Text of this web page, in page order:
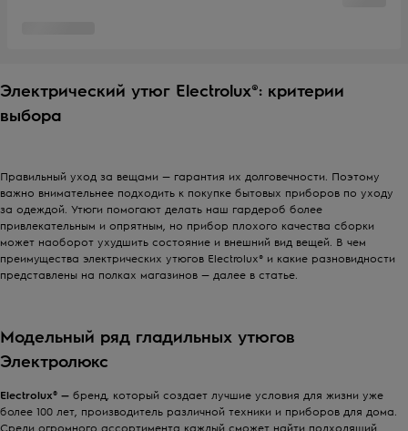
Электрический утюг Electrolux®: критерии
выбора
Правильный уход за вещами — гарантия их долговечности. Поэтому
важно внимательнее подходить к покупке бытовых приборов по уходу
за одеждой. Утюги помогают делать наш гардероб более
привлекательным и опрятным, но прибор плохого качества сборки
может наоборот ухудшить состояние и внешний вид вещей. В чем
преимущества электрических утюгов Electrolux® и какие разновидности
представлены на полках магазинов — далее в статье.
Модельный ряд гладильных утюгов
Электролюкс
Electrolux® — бренд, который создает лучшие условия для жизни уже
более 100 лет, производитель различной техники и приборов для дома.
Среди огромного ассортимента каждый сможет найти подходящий